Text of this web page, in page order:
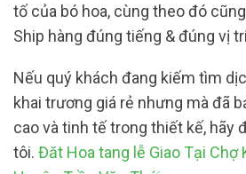
tố của bó hoa, cùng theo đó
Ship hàng đúng tiếng & đúng vị
Nếu quý khách đang kiếm tìm
khai trương giá rẻ nhưng mà đã
cao và tinh tế trong thiết kế, hãy
tôi. Đăt Hoa tang lễ Giao Tại Chợ